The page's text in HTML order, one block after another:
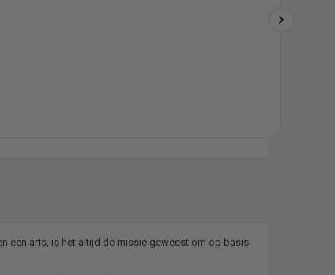
een arts, is het altijd de missie geweest om op basis